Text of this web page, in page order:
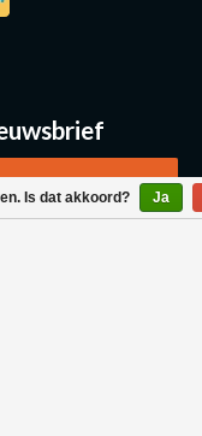
Is dat akkoord? Ja